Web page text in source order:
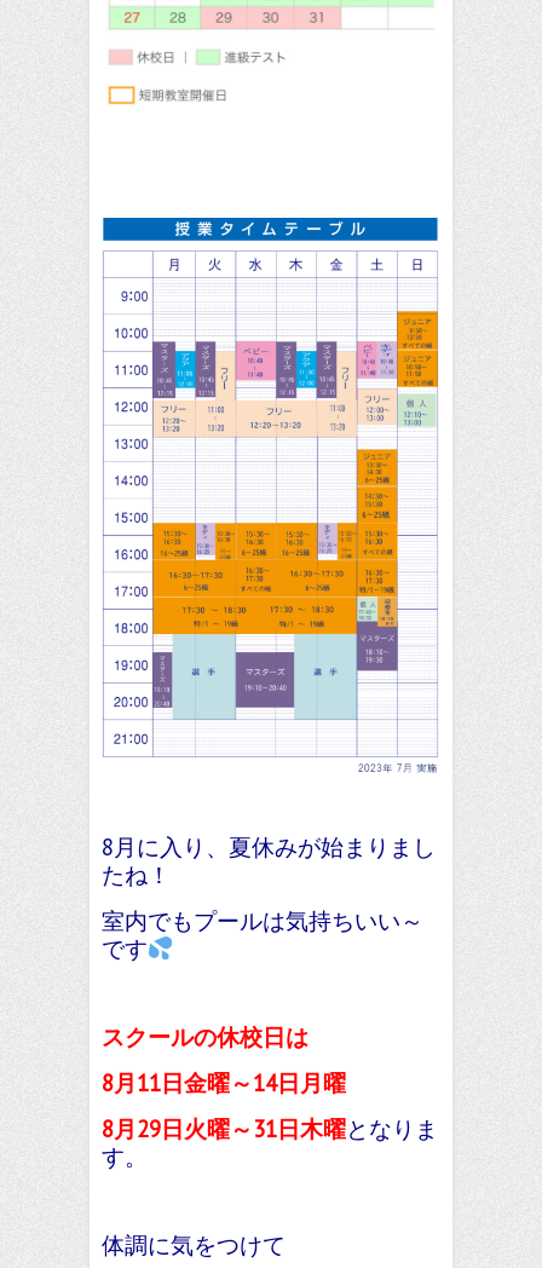
8月に入り、夏休みが始まりまし
たね！
室内でもプールは気持ちいい～
です
スクールの休校日は
8月11日金曜～14日月曜
8月29日火曜～31日木曜となりま
す。
体調に気をつけて